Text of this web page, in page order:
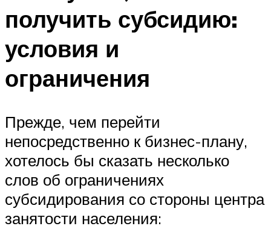
получить субсидию:
условия и
ограничения
Прежде, чем перейти
непосредственно к бизнес-плану,
хотелось бы сказать несколько
слов об ограничениях
субсидирования со стороны центра
занятости населения: